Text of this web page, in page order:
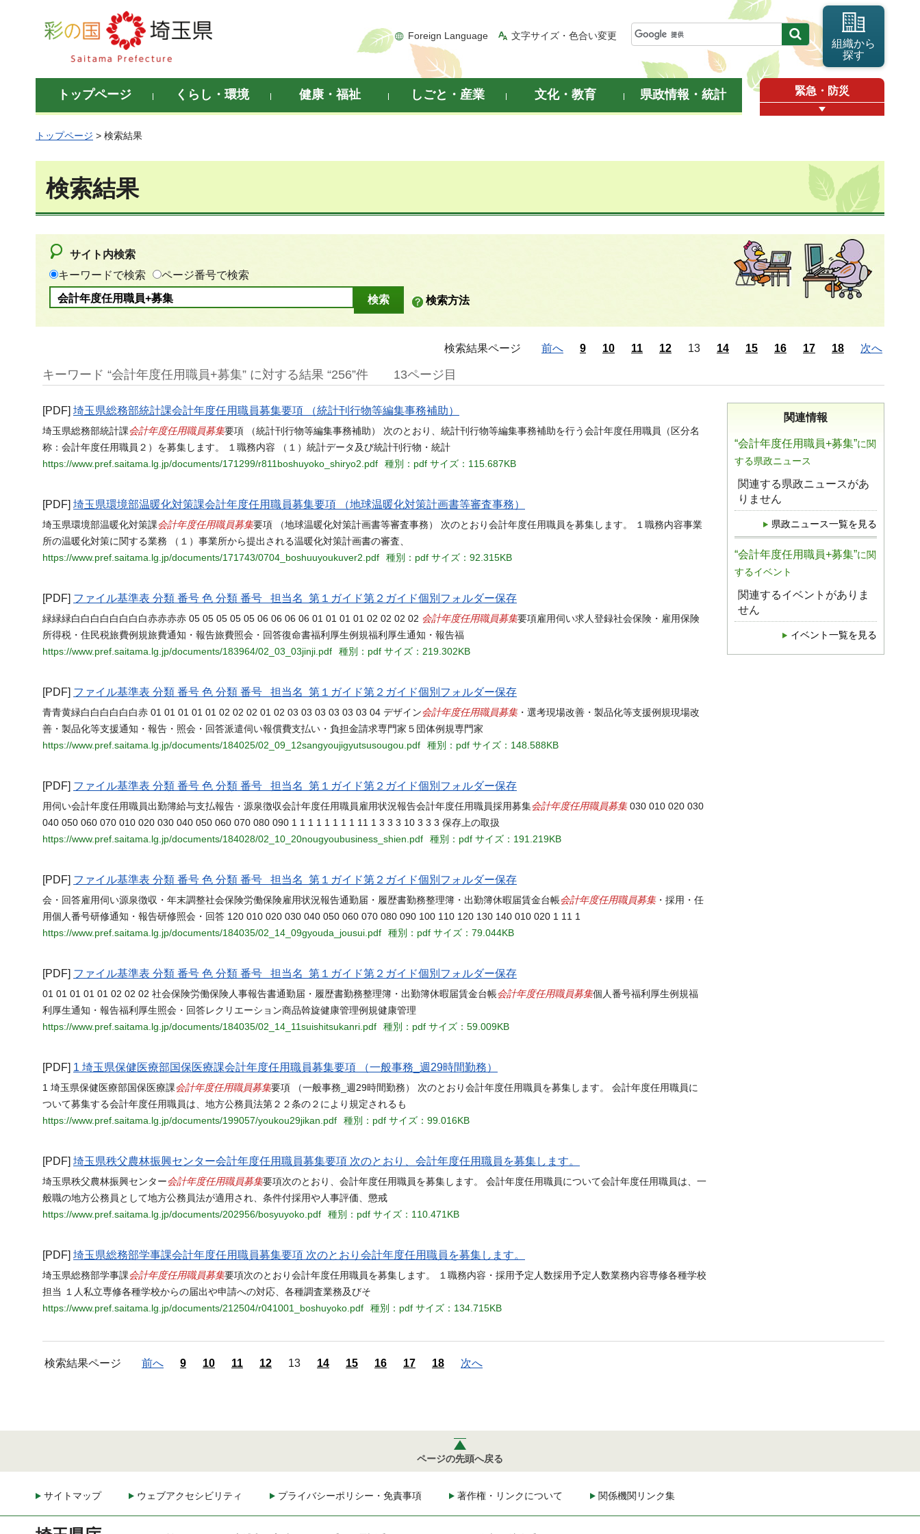
彩の国 埼玉県
Foreign Language 文字サイズ・色合い変更
組織から
探す
トップページ くらし・環境 健康・福祉 しごと・産業 文化・教育 県政情報・統計 緊急・防災
トップページ > 検索結果
検索結果
サイト内検索
キーワードで検索
ページ番号で検索
検索方法
検索結果ページ 前へ 9 10 11 12 13 14 15 16 17 18 次へ
キーワード “会計年度任用職員+募集” に対する結果 “256”件 13ページ目
関連情報
“会計年度任用職員+募集”に関
する県政ニュース
関連する県政ニュースがあ
りません
県政ニュース一覧を見る
“会計年度任用職員+募集”に関
するイベント
関連するイベントがありま
せん
イベント一覧を見る
[PDF] 埼玉県総務部統計課会計年度任用職員募集要項 （統計刊行物等編集事務補助）
埼玉県総務部統計課会計年度任用職員募集要項 （統計刊行物等編集事務補助） 次のとおり、統計刊行物等編集事務補助を行う会計年度任用職員（区分名
称：会計年度任用職員２）を募集します。 １職務内容 （１）統計データ及び統計刊行物・統計
https://www.pref.saitama.lg.jp/documents/171299/r811boshuyoko_shiryo2.pdf
種別：pdf サイズ：115.687KB
[PDF] 埼玉県環境部温暖化対策課会計年度任用職員募集要項 （地球温暖化対策計画書等審査事務）
埼玉県環境部温暖化対策課会計年度任用職員募集要項 （地球温暖化対策計画書等審査事務） 次のとおり会計年度任用職員を募集します。 １職務内容事業
所の温暖化対策に関する業務 （１）事業所から提出される温暖化対策計画書の審査、
https://www.pref.saitama.lg.jp/documents/171743/0704_boshuuyoukuver2.pdf
種別：pdf サイズ：92.315KB
[PDF] ファイル基準表 分類 番号 色 分類 番号 担当名 第１ガイド第２ガイド個別フォルダー保存
緑緑緑白白白白白白白白赤赤赤赤 05 05 05 05 05 06 06 06 06 01 01 01 01 02 02 02 02 会計年度任用職員募集要項雇用伺い求人登録社会保険・雇用保険
所得税・住民税旅費例規旅費通知・報告旅費照会・回答復命書福利厚生例規福利厚生通知・報告福
https://www.pref.saitama.lg.jp/documents/183964/02_03_03jinji.pdf
種別：pdf サイズ：219.302KB
[PDF] ファイル基準表 分類 番号 色 分類 番号 担当名 第１ガイド第２ガイド個別フォルダー保存
青青黄緑白白白白白白赤 01 01 01 01 01 02 02 02 01 02 03 03 03 03 03 03 04 デザイン会計年度任用職員募集・選考現場改善・製品化等支援例規現場改
善・製品化等支援通知・報告・照会・回答派遣伺い報償費支払い・負担金請求専門家５団体例規専門家
https://www.pref.saitama.lg.jp/documents/184025/02_09_12sangyoujigyutsusougou.pdf
種別：pdf サイズ：148.588KB
[PDF] ファイル基準表 分類 番号 色 分類 番号 担当名 第１ガイド第２ガイド個別フォルダー保存
用伺い会計年度任用職員出勤簿給与支払報告・源泉徴収会計年度任用職員雇用状況報告会計年度任用職員採用募集会計年度任用職員募集030 010 020 030
040 050 060 070 010 020 030 040 050 060 070 080 090 1 1 1 1 1 1 1 1 11 1 3 3 3 10 3 3 3 保存上の取扱
https://www.pref.saitama.lg.jp/documents/184028/02_10_20nougyoubusiness_shien.pdf
種別：pdf サイズ：191.219KB
[PDF] ファイル基準表 分類 番号 色 分類 番号 担当名 第１ガイド第２ガイド個別フォルダー保存
会・回答雇用伺い源泉徴収・年末調整社会保険労働保険雇用状況報告通勤届・履歴書勤務整理簿・出勤簿休暇届賃金台帳会計年度任用職員募集・採用・任
用個人番号研修通知・報告研修照会・回答 120 010 020 030 040 050 060 070 080 090 100 110 120 130 140 010 020 1 11 1
https://www.pref.saitama.lg.jp/documents/184035/02_14_09gyouda_jousui.pdf
種別：pdf サイズ：79.044KB
[PDF] ファイル基準表 分類 番号 色 分類 番号 担当名 第１ガイド第２ガイド個別フォルダー保存
01 01 01 01 01 02 02 02 社会保険労働保険人事報告書通勤届・履歴書勤務整理簿・出勤簿休暇届賃金台帳会計年度任用職員募集個人番号福利厚生例規福
利厚生通知・報告福利厚生照会・回答レクリエーション商品斡旋健康管理例規健康管理
https://www.pref.saitama.lg.jp/documents/184035/02_14_11suishitsukanri.pdf
種別：pdf サイズ：59.009KB
[PDF] 1 埼玉県保健医療部国保医療課会計年度任用職員募集要項 （一般事務_週29時間勤務）
1 埼玉県保健医療部国保医療課会計年度任用職員募集要項 （一般事務_週29時間勤務） 次のとおり会計年度任用職員を募集します。 会計年度任用職員に
ついて募集する会計年度任用職員は、地方公務員法第２２条の２により規定されるも
https://www.pref.saitama.lg.jp/documents/199057/youkou29jikan.pdf
種別：pdf サイズ：99.016KB
[PDF] 埼玉県秩父農林振興センター会計年度任用職員募集要項 次のとおり、会計年度任用職員を募集します。
埼玉県秩父農林振興センター会計年度任用職員募集要項次のとおり、会計年度任用職員を募集します。 会計年度任用職員について会計年度任用職員は、一
般職の地方公務員として地方公務員法が適用され、条件付採用や人事評価、懲戒
https://www.pref.saitama.lg.jp/documents/202956/bosyuyoko.pdf
種別：pdf サイズ：110.471KB
[PDF] 埼玉県総務部学事課会計年度任用職員募集要項 次のとおり会計年度任用職員を募集します。
埼玉県総務部学事課会計年度任用職員募集要項次のとおり会計年度任用職員を募集します。 １職務内容・採用予定人数採用予定人数業務内容専修各種学校
担当 １人私立専修各種学校からの届出や申請への対応、各種調査業務及びそ
https://www.pref.saitama.lg.jp/documents/212504/r041001_boshuyoko.pdf
種別：pdf サイズ：134.715KB
検索結果ページ 前へ 9 10 11 12 13 14 15 16 17 18 次へ
ページの先頭へ戻る
サイトマップ ウェブアクセシビリティ プライバシーポリシー・免責事項 著作権・リンクについて 関係機関リンク集